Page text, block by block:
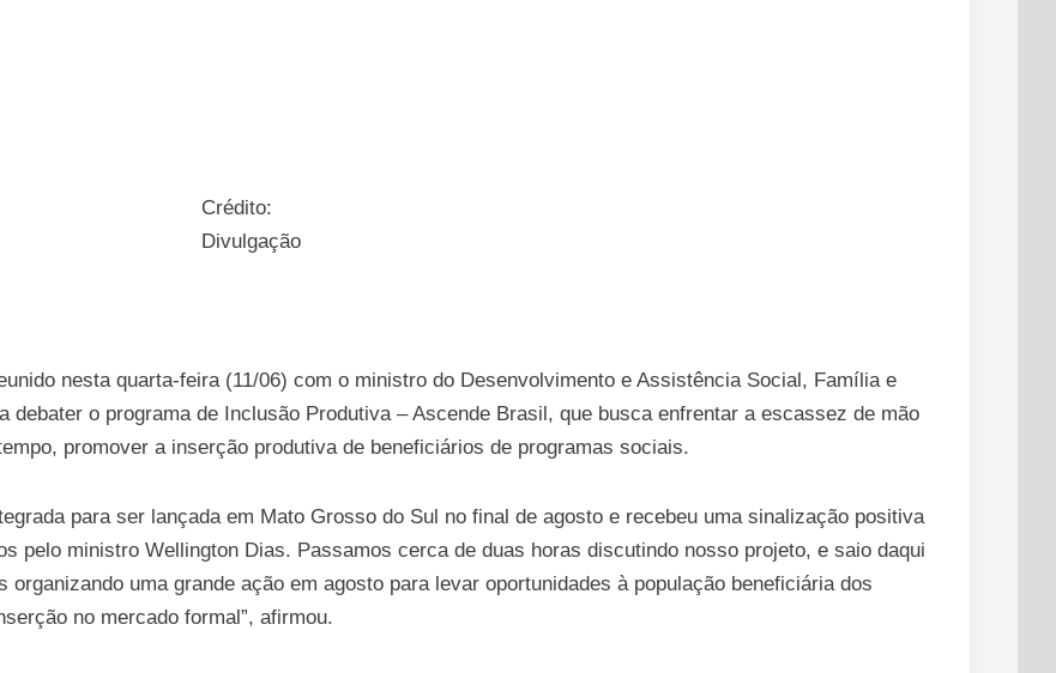
Crédito:
Divulgação
nesta quarta-feira (11/06) com o ministro do Desenvolvimento e Assistência Social, Família e
debater o programa de Inclusão Produtiva – Ascende Brasil, que busca enfrentar a escassez de mão
promover a inserção produtiva de beneficiários de programas sociais.
para ser lançada em Mato Grosso do Sul no final de agosto e recebeu uma sinalização positiva
pelo ministro Wellington Dias. Passamos cerca de duas horas discutindo nosso projeto, e saio daqui
uma grande ação em agosto para levar oportunidades à população beneficiária dos
no mercado formal”, afirmou.